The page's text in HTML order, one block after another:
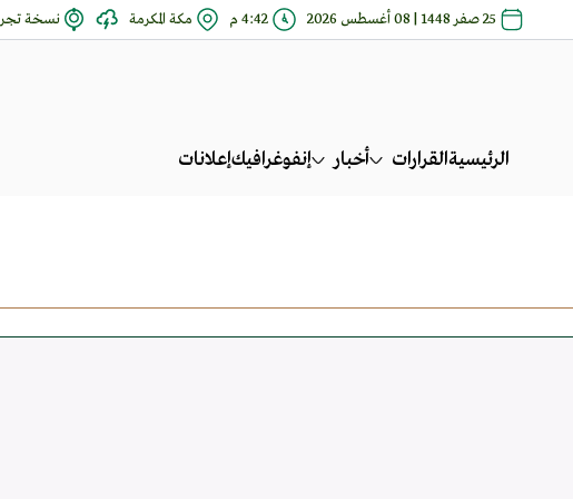
25 صفر 1448 | 08 أغسطس 2026 4:42 م مكة المكرمة نسخة
الرئيسيةالقرارات أخبار إنفوغرافيكإعلانات